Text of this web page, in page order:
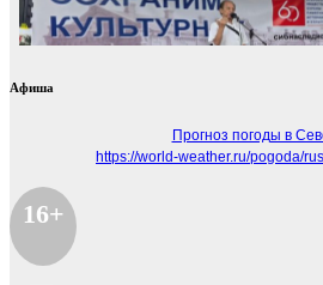
Афиша
Прогноз погоды в
https://world-weather.ru/pogoda/
16+